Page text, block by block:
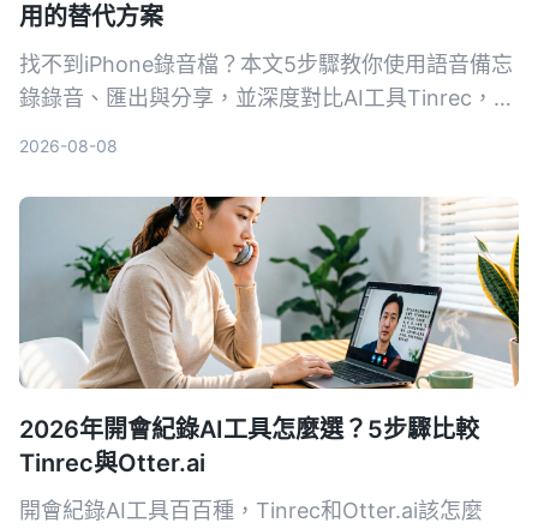
用的替代方案
找不到iPhone錄音檔？本文5步驟教你使用語音備忘
錄錄音、匯出與分享，並深度對比AI工具Tinrec，讓
2026-08-08
2026年開會紀錄AI工具怎麼選？5步驟比較
Tinrec與Otter.ai
開會紀錄AI工具百百種，Tinrec和Otter.ai該怎麼